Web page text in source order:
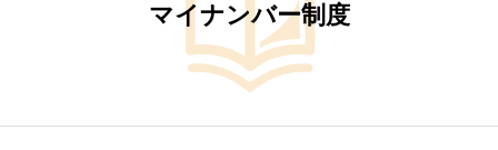
マイナンバー制度